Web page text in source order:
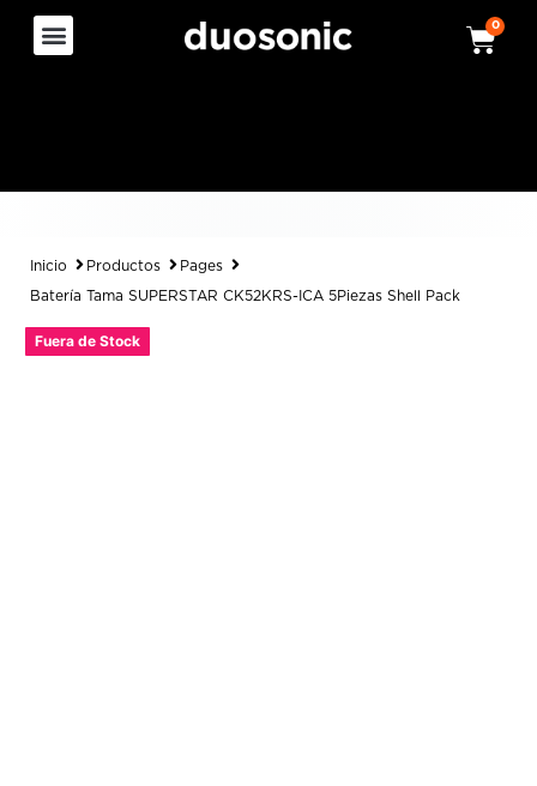
0
Inicio Productos Pages
Batería Tama SUPERSTAR CK52KRS-ICA 5Piezas Shell Pack
Fuera de Stock